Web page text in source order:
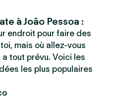
à João Pessoa :
endroit pour faire des
mais où allez-vous
tout prévu. Voici les
les plus populaires